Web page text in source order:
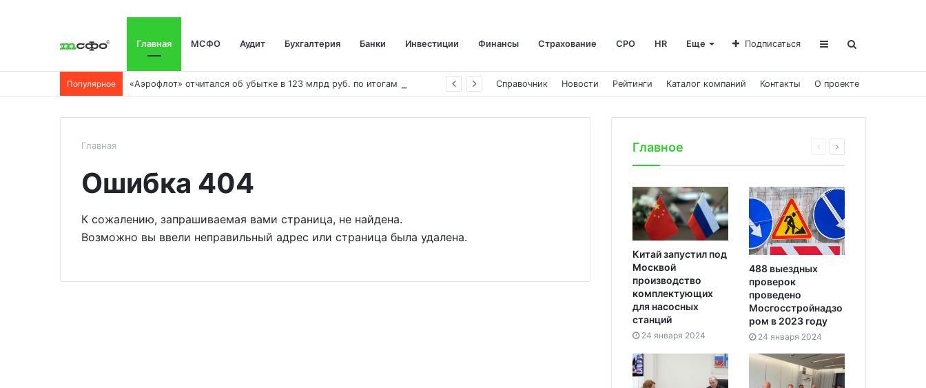
Главная МСФО Аудит Бухгалтерия Банки Инвестиции Финансы Страхование СРО HR Еще Подписаться
Популярное Справочник Новости Рейтинги Каталог компаний Контакты О проекте
Главная
Ошибка 404
К сожалению, запрашиваемая вами страница, не найдена.
Возможно вы ввели неправильный адрес или страница была удалена.
Главное
Китай запустил под
Москвой
производство
комплектующих
для насосных
станций
24 января 2024
488 выездных
проверок
проведено
Мосгосстройнадзо
ром в 2023 году
24 января 2024